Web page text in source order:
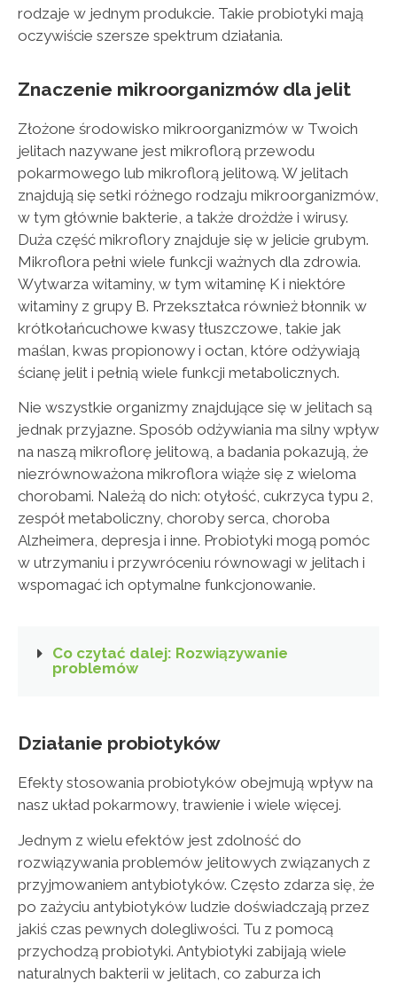
rodzaje w jednym produkcie. Takie probiotyki mają
oczywiście szersze spektrum działania.
Znaczenie mikroorganizmów dla jelit
Złożone środowisko mikroorganizmów w Twoich
jelitach nazywane jest mikroflorą przewodu
pokarmowego lub mikroflorą jelitową. W jelitach
znajdują się setki różnego rodzaju mikroorganizmów,
w tym głównie bakterie, a także drożdże i wirusy.
Duża część mikroflory znajduje się w jelicie grubym.
Mikroflora pełni wiele funkcji ważnych dla zdrowia.
Wytwarza witaminy, w tym witaminę K i niektóre
witaminy z grupy B. Przekształca również błonnik w
krótkołańcuchowe kwasy tłuszczowe, takie jak
maślan, kwas propionowy i octan, które odżywiają
ścianę jelit i pełnią wiele funkcji metabolicznych.
Nie wszystkie organizmy znajdujące się w jelitach są
jednak przyjazne. Sposób odżywiania ma silny wpływ
na naszą mikroflorę jelitową, a badania pokazują, że
niezrównoważona mikroflora wiąże się z wieloma
chorobami. Należą do nich: otyłość, cukrzyca typu 2,
zespół metaboliczny, choroby serca, choroba
Alzheimera, depresja i inne. Probiotyki mogą pomóc
w utrzymaniu i przywróceniu równowagi w jelitach i
wspomagać ich optymalne funkcjonowanie.
Co czytać dalej: Rozwiązywanie
problemów
Działanie probiotyków
Efekty stosowania probiotyków obejmują wpływ na
nasz układ pokarmowy, trawienie i wiele więcej.
Jednym z wielu efektów jest zdolność do
rozwiązywania problemów jelitowych związanych z
przyjmowaniem antybiotyków. Często zdarza się, że
po zażyciu antybiotyków ludzie doświadczają przez
jakiś czas pewnych dolegliwości. Tu z pomocą
przychodzą probiotyki. Antybiotyki zabijają wiele
naturalnych bakterii w jelitach, co zaburza ich